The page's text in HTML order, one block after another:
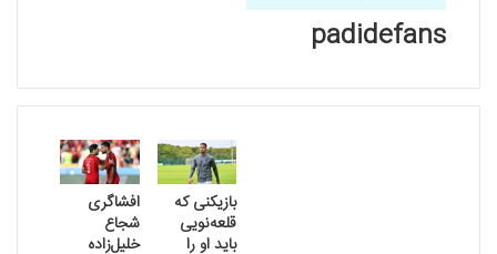
padidefans
بازیکنی که
قلعه‌نویی
باید او را
افشاگری
شجاع
خلیل‌زاده